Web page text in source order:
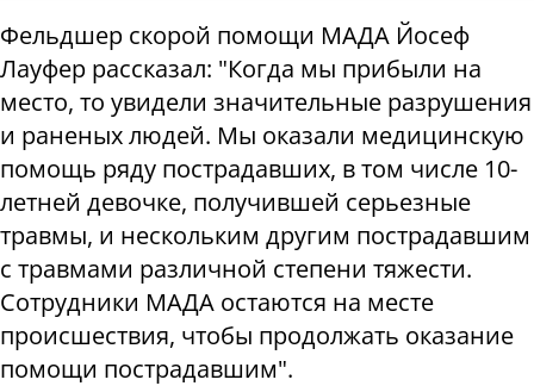
Фельдшер скорой помощи MАДА Йосеф
Лауфер рассказал: "Когда мы прибыли на
место, то увидели значительные разрушения
и раненых людей. Мы оказали медицинскую
помощь ряду пострадавших, в том числе 10-
летней девочке, получившей серьезные
травмы, и нескольким другим пострадавшим
с травмами различной степени тяжести.
Сотрудники MАДА остаются на месте
происшествия, чтобы продолжать оказание
помощи пострадавшим".